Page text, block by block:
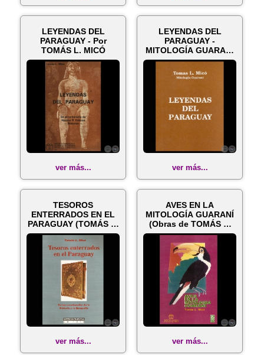
LEYENDAS DEL
PARAGUAY - Por
TOMÁS L. MICÓ
ver más...
LEYENDAS DEL
PARAGUAY -
MITOLOGÍA GUARANÍ
(Obra de TOMÁS L.
MICÓ)
ver más...
TESOROS
ENTERRADOS EN EL
PARAGUAY (TOMÁS L.
MICÓ)
ver más...
AVES EN LA
MITOLOGÍA GUARANÍ
(Obras de TOMÁS L.
MICÓ)
ver más...